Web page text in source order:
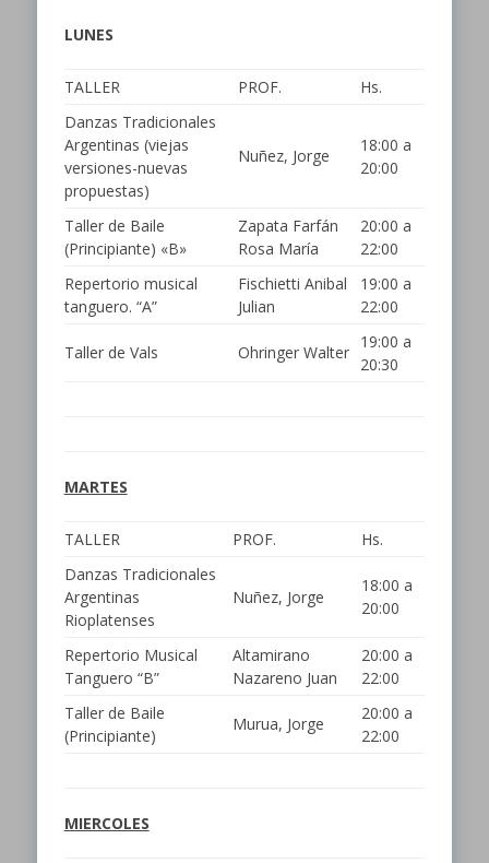
LUNES
TALLER PROF.
Hs.
Danzas Tradicionales
Argentinas (viejas
versiones-nuevas
propuestas)
Nuñez, Jorge
18:00 a
20:00
Taller de Baile
(Principiante) «B»
Zapata Farfán
Rosa María
20:00 a
22:00
Repertorio musical
tanguero. “A”
Fischietti Anibal
Julian
19:00 a
22:00
Taller de Vals Ohringer Walter
19:00 a
20:30
MARTES
TALLER PROF.
Hs.
Danzas Tradicionales
Argentinas
Rioplatenses
Nuñez, Jorge
18:00 a
20:00
Repertorio Musical
Tanguero “B”
Altamirano
Nazareno Juan
20:00 a
22:00
Taller de Baile
(Principiante)
Murua, Jorge
20:00 a
22:00
MIERCOLES